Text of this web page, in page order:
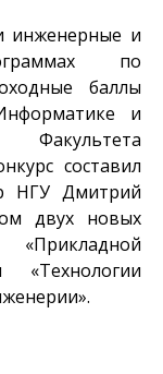
инженерные и
по
баллы
и
Факультета
составил
НГУ Дмитрий
двух новых
«Технологии